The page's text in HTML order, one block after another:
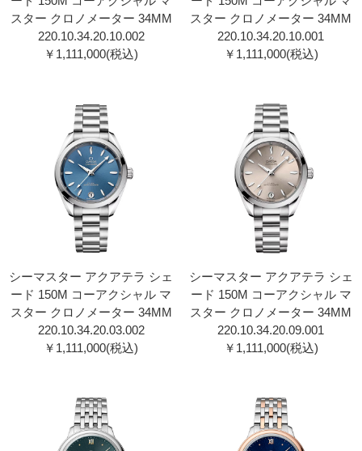
スター クロノメーター 34MM
220.10.34.20.10.00 2
￥1,111,000(税込)
スター クロノメーター 34MM
220.10.34.20.10.00 1
￥1,111,000(税込)
シーマスター アクアテラ シェ
ード 150M コーアクシャル マ
スター クロノメーター 34MM
220.10.34.20.03.00 2
￥1,111,000(税込)
シーマスター アクアテラ シェ
ード 150M コーアクシャル マ
スター クロノメーター 34MM
220.10.34.20.09.00 1
￥1,111,000(税込)